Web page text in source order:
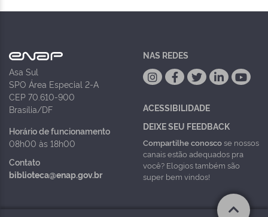
Asa Sul
SPO Área Especial 2-A
CEP 70.610-900
Brasília/DF
Horário de funcionamento
08h00 às 18h00
Contato
biblioteca@enap.gov.br
NAS REDES
ACESSIBILIDADE
DEIXE SEU FEEDBACK
Compartilhe conoscose nossos
canais estão adequados pra
você? Elogios também são
super bem vindos!